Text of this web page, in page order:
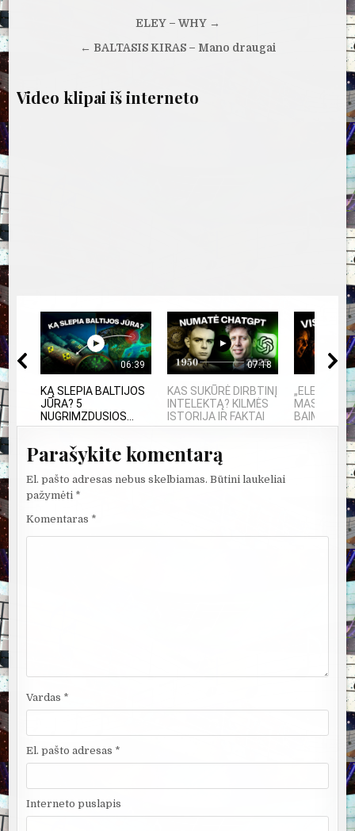
ELEY – WHY →
← BALTASIS KIRAS – Mano draugai
Video klipai iš interneto
06:39
KĄ SLEPIA BALTIJOS
JŪRA? 5
NUGRIMZDUSIOS...
07:18
KAS SUKŪRĖ DIRBTINĮ
INTELEKTĄ? KILMĖS
ISTORIJA IR FAKTAI
„ELEKTROS
MASINĖ
BAIMĖS
Parašykite komentarą
El. pašto adresas nebus skelbiamas. Būtini laukeliai
pažymėti *
Komentaras *
Vardas *
El. pašto adresas *
Interneto puslapis